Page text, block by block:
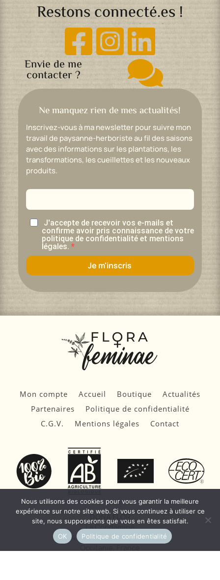
Restons connecté.es !
  
Envie de me
contacter ? 
Ne manquez rien de mes actualités!
Inscrivez-vous à ma newsletter pour suivre mon
travail de paysanne-herboriste au fil des saisons
avec des informations sur les plantations, les
transformations, les cueillettes et les nouveaux
produits.
J'accepte de recevoir vos e-mails et
confirme avoir pris connaissance de votre
politique de confidentialité et mentions
légales.
Je m'inscris
Mon compte Accueil Boutique
Actualités
Partenaires
Politique de confidentialité
C.G.V.
Mentions légales Contact
DONA FLOR
La Condamine
34600 Le Poujol-sur-Orb
Nous utilisons des cookies pour vous garantir la meilleure
expérience sur notre site web. Si vous continuez à utiliser ce
site, nous supposerons que vous en êtes satisfait.
OK
Politique de confidentialité